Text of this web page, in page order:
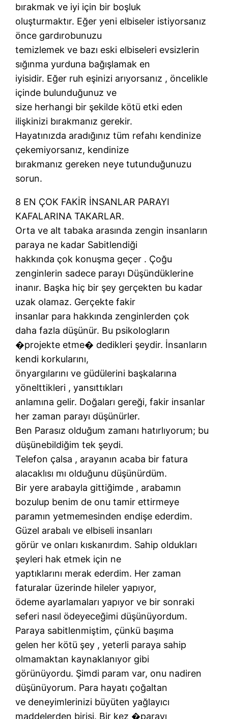
bırakmak ve iyi için bir boşluk
oluşturmaktır. Eğer yeni elbiseler istiyorsanız
önce gardırobunuzu
temizlemek ve bazı eski elbiseleri evsizlerin
sığınma yurduna bağışlamak en
iyisidir. Eğer ruh eşinizi arıyorsanız , öncelikle
içinde bulunduğunuz ve
size herhangi bir şekilde kötü etki eden
ilişkinizi bırakmanız gerekir.
Hayatınızda aradığınız tüm refahı kendinize
çekemiyorsanız, kendinize
bırakmanız gereken neye tutunduğunuzu
sorun.
8 EN ÇOK FAKİR İNSANLAR PARAYI
KAFALARINA TAKARLAR.
Orta ve alt tabaka arasında zengin insanların
paraya ne kadar Sabitlendiği
hakkında çok konuşma geçer . Çoğu
zenginlerin sadece parayı Düşündüklerine
inanır. Başka hiç bir şey gerçekten bu kadar
uzak olamaz. Gerçekte fakir
insanlar para hakkında zenginlerden çok
daha fazla düşünür. Bu psikologların
�projekte etme� dedikleri şeydir. İnsanların
kendi korkularını,
önyargılarını ve güdülerini başkalarına
yönelttikleri , yansıttıkları
anlamına gelir. Doğaları gereği, fakir insanlar
her zaman parayı düşünürler.
Ben Parasız olduğum zamanı hatırlıyorum; bu
düşünebildiğim tek şeydi.
Telefon çalsa , arayanın acaba bir fatura
alacaklısı mı olduğunu düşünürdüm.
Bir yere arabayla gittiğimde , arabamın
bozulup benim de onu tamir ettirmeye
paramın yetmemesinden endişe ederdim.
Güzel arabalı ve elbiseli insanları
görür ve onları kıskanırdım. Sahip oldukları
şeyleri hak etmek için ne
yaptıklarını merak ederdim. Her zaman
faturalar üzerinde hileler yapıyor,
ödeme ayarlamaları yapıyor ve bir sonraki
seferi nasıl ödeyeceğimi düşünüyordum.
Paraya sabitlenmiştim, çünkü başıma
gelen her kötü şey , yeterli paraya sahip
olmamaktan kaynaklanıyor gibi
görünüyordu. Şimdi param var, onu nadiren
düşünüyorum. Para hayatı çoğaltan
ve deneyimlerinizi büyüten yağlayıcı
maddelerden birisi. Bir kez �parayı